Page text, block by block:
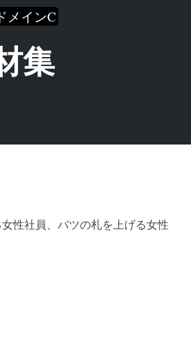
メインC
集
性社員、バツの札を上げる女性